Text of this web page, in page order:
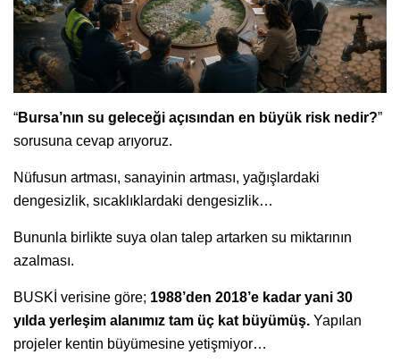
“Bursa’nın su geleceği açısından en büyük risk nedir?”
sorusuna cevap arıyoruz.
Nüfusun artması, sanayinin artması, yağışlardaki
dengesizlik, sıcaklıklardaki dengesizlik…
Bununla birlikte suya olan talep artarken su miktarının
azalması.
BUSKİ verisine göre; 1988’den 2018’e kadar yani 30
yılda yerleşim alanımız tam üç kat büyümüş. Yapılan
projeler kentin büyümesine yetişmiyor…